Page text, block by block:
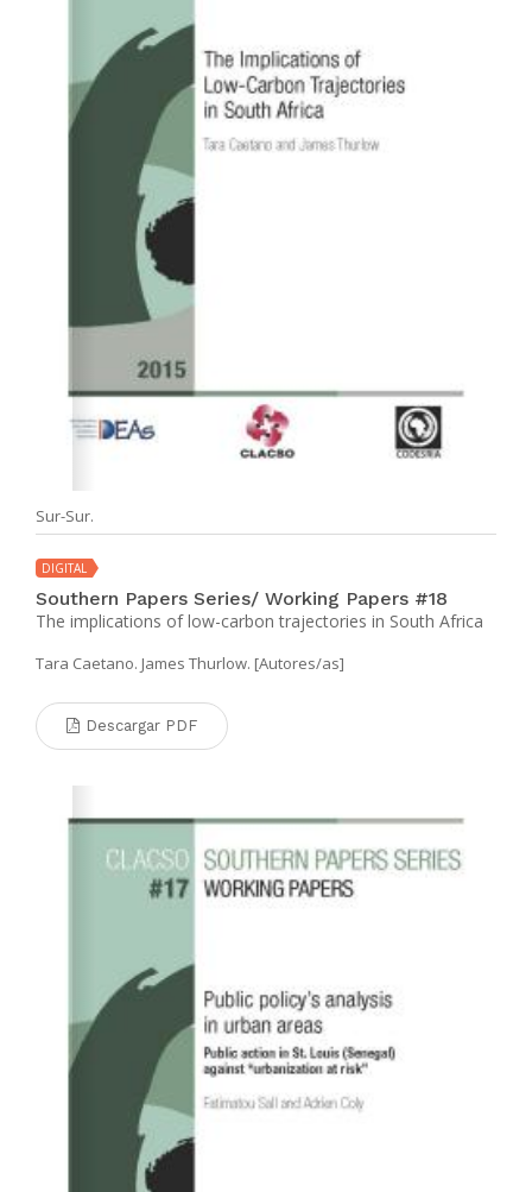
Sur-Sur.
DIGITAL
Southern Papers Series/ Working Papers #18
The implications of low-carbon trajectories in South Africa
Tara Caetano. James Thurlow. [Autores/as]
Descargar PDF